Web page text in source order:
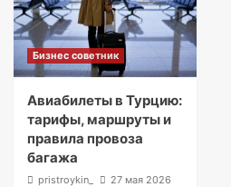
Бизнес советник
Авиабилеты в Турцию:
тарифы, маршруты и
правила провоза
багажа
pristroykin_ 27 мая 2026